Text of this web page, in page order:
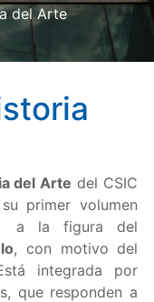
del Arte
del Arte del CSIC
primer volumen
a la figura del
, con motivo del
integrada por
que responden a